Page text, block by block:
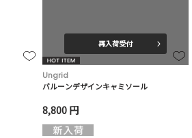
再入荷受付
Ungrid
バルーンデザインキャミソール
8,800 円